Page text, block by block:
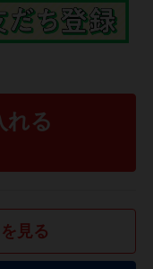
れる
見る